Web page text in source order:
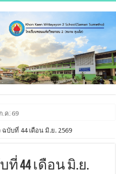
.ค. 69
บับที่ 44 เดือน มิ.ย. 2569
44 เดือน มิ.ย.